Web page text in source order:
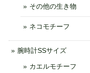
その他の生き物
ネコモチーフ
腕時計SSサイズ
カエルモチーフ